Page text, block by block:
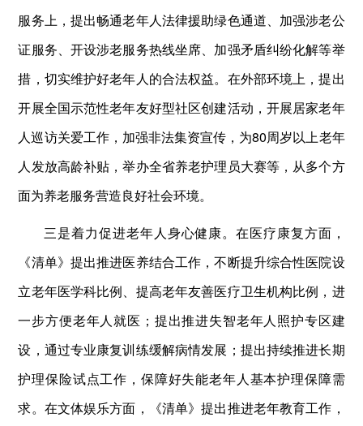
服务上，提出畅通老年人法律援助绿色通道、加强涉老公
证服务、开设涉老服务热线坐席、加强矛盾纠纷化解等举
措，切实维护好老年人的合法权益。在外部环境上，提出
开展全国示范性老年友好型社区创建活动，开展居家老年
人巡访关爱工作，加强非法集资宣传，为80周岁以上老年
人发放高龄补贴，举办全省养老护理员大赛等，从多个方
面为养老服务营造良好社会环境。
三是着力促进老年人身心健康。在医疗康复方面，
《清单》提出推进医养结合工作，不断提升综合性医院设
立老年医学科比例、提高老年友善医疗卫生机构比例，进
一步方便老年人就医；提出推进失智老年人照护专区建
设，通过专业康复训练缓解病情发展；提出持续推进长期
护理保险试点工作，保障好失能老年人基本护理保障需
求。在文体娱乐方面，《清单》提出推进老年教育工作，